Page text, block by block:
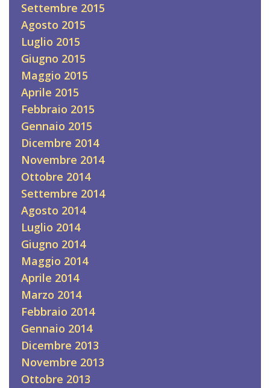
Settembre 2015
Agosto 2015
Luglio 2015
Giugno 2015
Maggio 2015
Aprile 2015
Febbraio 2015
Gennaio 2015
Dicembre 2014
Novembre 2014
Ottobre 2014
Settembre 2014
Agosto 2014
Luglio 2014
Giugno 2014
Maggio 2014
Aprile 2014
Marzo 2014
Febbraio 2014
Gennaio 2014
Dicembre 2013
Novembre 2013
Ottobre 2013